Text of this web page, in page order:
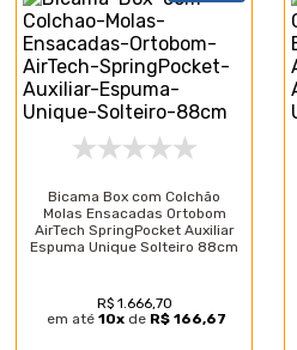
Bicama Box com Colchão
Molas Ensacadas Ortobom
AirTech SpringPocket Auxiliar
Espuma Unique Solteiro 88cm
R$ 1.666,70
em até10x de R$ 166,67